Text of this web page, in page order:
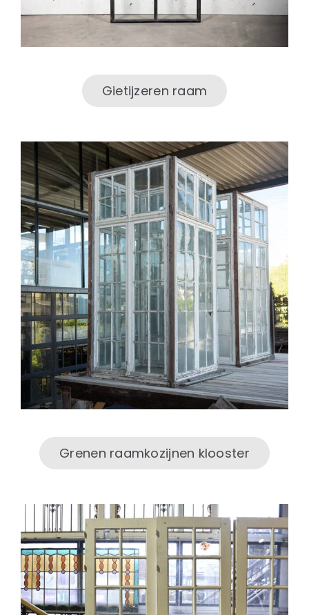
Gietijzeren raam
Grenen raamkozijnen klooster